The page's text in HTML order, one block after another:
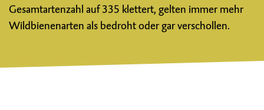
Gesamtartenzahl auf 335 klettert, gelten immer mehr
Wildbienenarten als bedroht oder gar verschollen.